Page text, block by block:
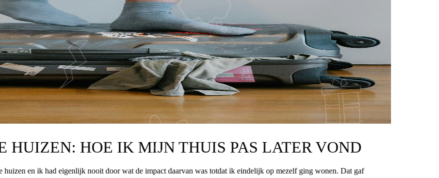
HUIZEN: HOE IK MIJN THUIS PAS LATER VOND
huizen en ik had eigenlijk nooit door wat de impact daarvan was totdat ik eindelijk op mezelf ging wonen. Dat gaf